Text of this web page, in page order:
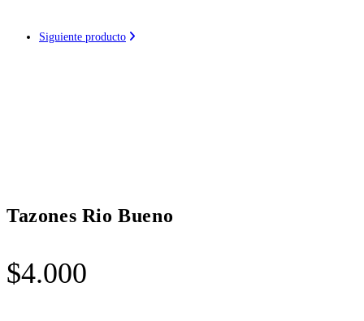
Siguiente producto
Tazones Rio Bueno
$4.000